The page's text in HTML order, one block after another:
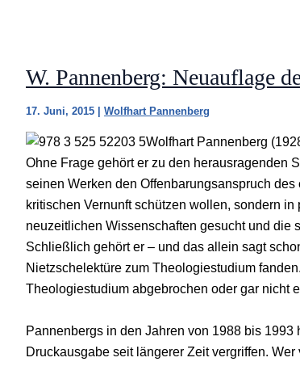
W. Pannenberg: Neuauflage
17. Juni, 2015 Wolfhart Pannenberg
Wolfhart Pannenberg
Ohne Frage gehört er zu den herausragenden
seinen Werken den Offenbarungsanspruch
kritischen Vernunft schützen wollen, sondern
neuzeitlichen Wissenschaften gesucht und die
Schließlich gehört er – und das allein sagt
Nietzschelektüre zum Theologiestudium
Theologiestudium abgebrochen oder gar nicht
Pannenbergs in den Jahren von 1988 bis
Druckausgabe seit längerer Zeit vergriffen.